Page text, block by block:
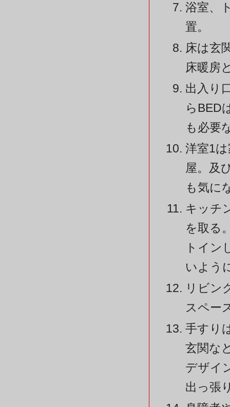
浴室、
置。
床は玄
床暖房
出入り
らBED
も必要
洋室1
屋。及
も気に
キッチ
を取る
トイン
いよう
リビン
スペー
手すり
玄関な
デザイ
出っ張